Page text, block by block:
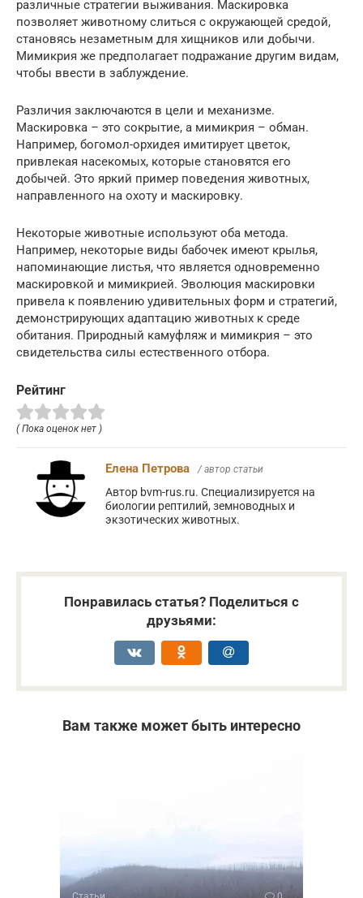
различные стратегии выживания. Маскировка
позволяет животному слиться с окружающей средой,
становясь незаметным для хищников или добычи.
Мимикрия же предполагает подражание другим видам,
чтобы ввести в заблуждение.
Различия заключаются в цели и механизме.
Маскировка – это сокрытие, а мимикрия – обман.
Например, богомол-орхидея имитирует цветок,
привлекая насекомых, которые становятся его
добычей. Это яркий пример поведения животных,
направленного на охоту и маскировку.
Некоторые животные используют оба метода.
Например, некоторые виды бабочек имеют крылья,
напоминающие листья, что является одновременно
маскировкой и мимикрией. Эволюция маскировки
привела к появлению удивительных форм и стратегий,
демонстрирующих адаптацию животных к среде
обитания. Природный камуфляж и мимикрия – это
свидетельства силы естественного отбора.
Рейтинг
( Пока оценок нет )
Елена Петрова / автор статьи
Автор bvm-rus.ru. Специализируется на
биологии рептилий, земноводных и
экзотических животных.
Понравилась статья? Поделиться с
друзьями:
Вам также может быть интересно